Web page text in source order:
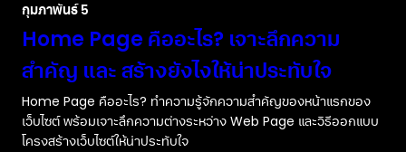
กุมภาพันธ์ 5
Home Page คืออะไร? เจาะลึกความ
สำคัญ และ สร้างยังไงให้น่าประทับใจ
Home Page คืออะไร? ทำความรู้จักความสำคัญของหน้าแรกของ
เว็บไซต์ พร้อมเจาะลึกความต่างระหว่าง Web Page และวิธีออกแบบ
โครงสร้างเว็บไซต์ให้น่าประทับใจ